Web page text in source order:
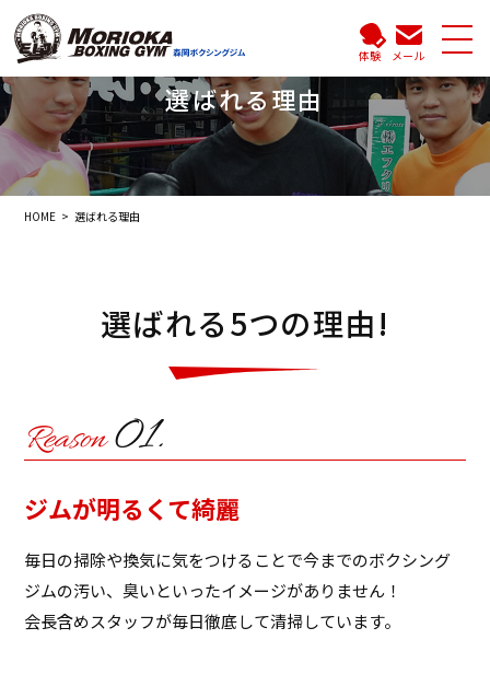
体験 メール
選ばれる理由
HOME 選ばれる理由
選ばれる5つの理由!
ジムが明るくて綺麗
毎日の掃除や換気に気をつけることで今までのボクシング
ジムの汚い、臭いといったイメージがありません！
会長含めスタッフが毎日徹底して清掃しています。